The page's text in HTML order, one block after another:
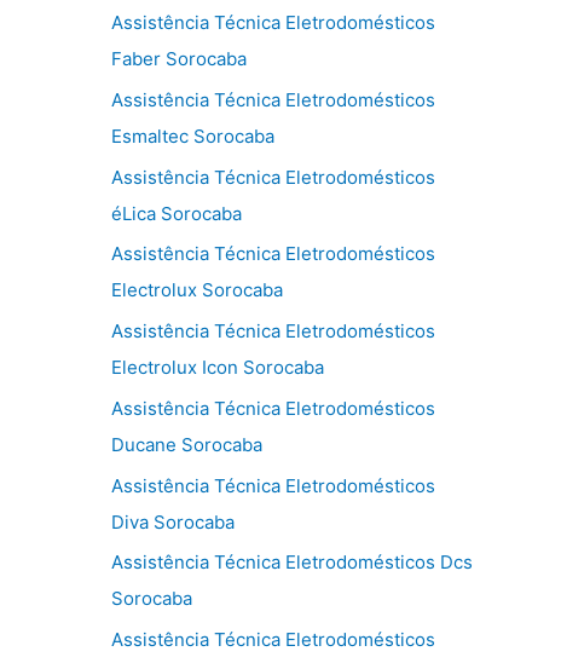
Assistência Técnica Eletrodomésticos
Faber Sorocaba
Assistência Técnica Eletrodomésticos
Esmaltec Sorocaba
Assistência Técnica Eletrodomésticos
éLica Sorocaba
Assistência Técnica Eletrodomésticos
Electrolux Sorocaba
Assistência Técnica Eletrodomésticos
Electrolux Icon Sorocaba
Assistência Técnica Eletrodomésticos
Ducane Sorocaba
Assistência Técnica Eletrodomésticos
Diva Sorocaba
Assistência Técnica Eletrodomésticos Dcs
Sorocaba
Assistência Técnica Eletrodomésticos